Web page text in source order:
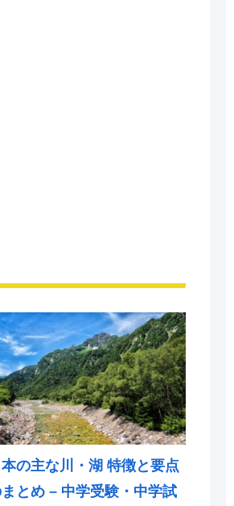
本の主な川・湖 特徴と要点
とめ – 中学受験・中学試